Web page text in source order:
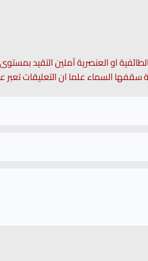
او العنصرية آملين التقيد
سقفها السماء علما ان التعليقات